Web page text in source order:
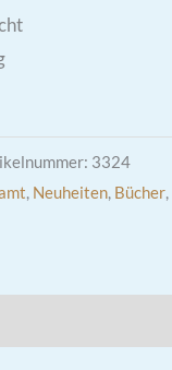
3324
, Neuheiten, Bücher,